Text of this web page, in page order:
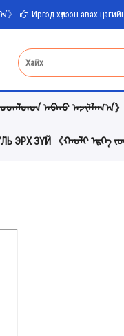
》 Иргэд хүлээн авах
ᠠᠪᠬᠤ ᠠᠵᠢᠯᠯᠠᠭ᠎ᠠ》
ЭРХ ЗҮЙ 《ᠬᠠᠤᠯᠢ ᠡᠷᠬᠡ